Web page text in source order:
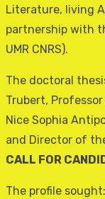
Literature, living
partnership with
UMR CNRS).
The doctoral
Trubert,
Nice Sophia
and Director of
CALL FOR
The profile